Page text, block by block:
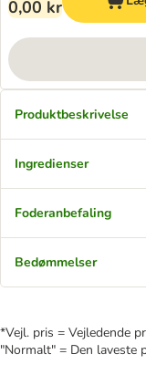
0,00 kr
Produktbeskrivelse
Ingredienser
Foderanbefaling
Bedømmelser
*Vejl. pris = Vejledende
"Normalt" = Den laveste